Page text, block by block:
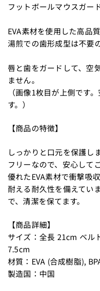
フットボールマウスガー
EVA素材を使用した高品
湯煎での歯形成型は不要
唇と歯をガードして、空
ません。
（画像1枚目が上側です
す。）
【商品の特徴】
しっかりと口元を保護し
フリーなので、安心して
優れたEVA素材で衝撃吸
耐える耐久性を備えてい
で、清潔を保てます。
【商品詳細】
サイズ：全長 21cm ベル
7.5cm
材質：EVA (合成樹脂),
製造国：中国